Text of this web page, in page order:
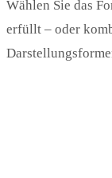
Wählen Sie das
erfüllt – oder